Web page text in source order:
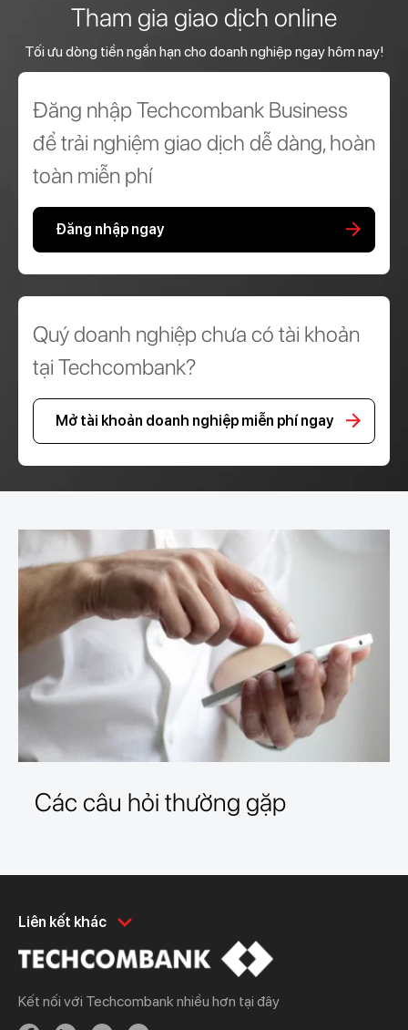
Tham gia giao dịch online
Tối ưu dòng tiền ngắn hạn cho doanh nghiệp ngay hôm nay!
Đăng nhập Techcombank Business
để trải nghiệm giao dịch dễ dàng, hoàn
toàn miễn phí
Đăng nhập ngay
Quý doanh nghiệp chưa có tài khoản
tại Techcombank?
Mở tài khoản doanh nghiệp miễn phí ngay
Các câu hỏi thường gặp
Liên kết khác
Khách hàng cá nhân
Tiết kiệm
Vay
nghiệp
Quản trị hàng ngày
Vay
Kết nối với Techcombank nhiều hơn tại đây